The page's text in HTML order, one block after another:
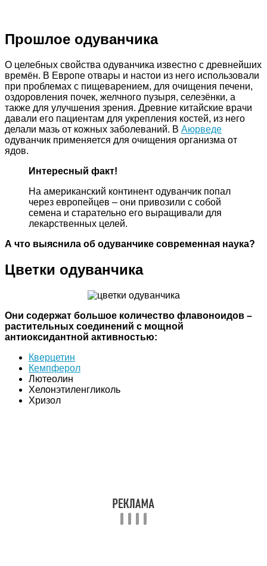
Прошлое одуванчика
О целебных свойства одуванчика известно с древнейших
времён. В Европе отвары и настои из него использовали
при проблемах с пищеварением, для очищения печени,
оздоровления почек, желчного пузыря, селезёнки, а
также для улучшения зрения. Древние китайские врачи
давали его пациентам для укрепления костей, из него
делали мазь от кожных заболеваний. В Аюрведе
одуванчик применяется для очищения организма от
ядов.
Интересный факт!
На американский континент одуванчик попал
через европейцев – они привозили с собой
семена и старательно его выращивали для
лекарственных целей.
А что выяснила об одуванчике современная наука?
Цветки одуванчика
Они содержат большое количество флавоноидов –
растительных соединений с мощной
антиоксидантной активностью:
Кверцетин
Кемпферол
Лютеолин
Хелонэтиленгликоль
Хризол